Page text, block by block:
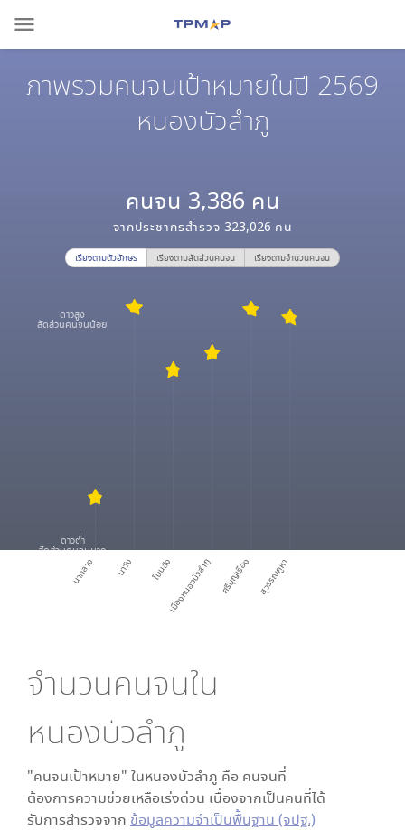
menu
ภาพรวมคนจนเป้าหมายในปี 2569
หนองบัวลำภู
คนจน 3,386 คน
จากประชากรสำรวจ 323,026 คน
เรียงตามตัวอักษร เรียงตามสัดส่วนคนจน เรียงตามจำนวนคนจน
นากลาง นาวัง โนนสังเมืองหนองบัวลำภู ศรีบุญเรือง สุวรรณคูหา
ดาวสูง
สัดส่วนคนจนน้อย
ดาวต่ำ
สัดส่วนคนจนมาก
จำนวนคนจนใน
หนองบัวลำภู
"คนจนเป้าหมาย" ในหนองบัวลำภู คือ คนจนที่
ต้องการความช่วยเหลือเร่งด่วน เนื่องจากเป็นคนที่ได้
รับการสำรวจจาก ข้อมูลความจำเป็นพื้นฐาน (จปฐ.)